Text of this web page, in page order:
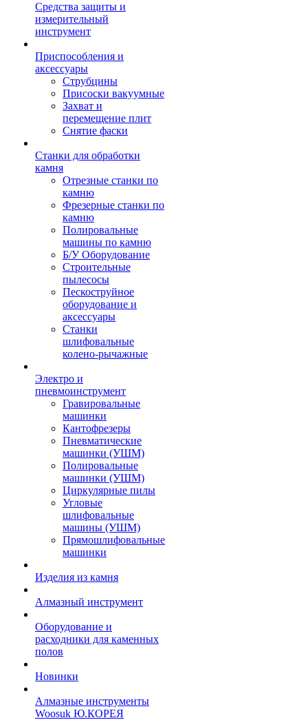
Средства защиты и
измерительный
инструмент
Приспособления и
аксессуары
Струбцины
Присоски вакуумные
Захват и
перемещение плит
Снятие фаски
Станки для обработки
камня
Отрезные станки по
камню
Фрезерные станки по
камню
Полировальные
машины по камню
Б/У Оборудование
Строительные
пылесосы
Пескоструйное
оборудование и
аксессуары
Станки
шлифовальные
колено-рычажные
Электро и
пневмоинструмент
Гравировальные
машинки
Кантофрезеры
Пневматические
машинки (УШМ)
Полировальные
машинки (УШМ)
Циркулярные пилы
Угловые
шлифовальные
машины (УШМ)
Прямошлифовальные
машинки
Изделия из камня
Алмазный инструмент
Оборудование и
расходники для каменных
полов
Новинки
Алмазные инструменты
Woosuk Ю.КОРЕЯ